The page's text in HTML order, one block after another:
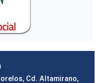
Cd. Altamirano,